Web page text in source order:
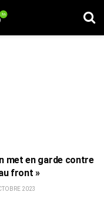
met en garde contre
front »
2023